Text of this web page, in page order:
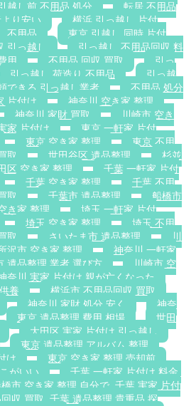
越し前 不用品 処分
転居 不用品
り安い
横浜 引っ越し 片付
不用品
東京 引越し 同時 片付
引っ越し
引っ越し 不用品回収 料
用 不用品 回収 買取
引っ
引っ越し 荷造り 不用品
引っ越
できる 引っ越し業者
不用品 処分
片付け
神奈川 空き家 整理
神奈川 家財 買取
川崎市 空き
家 片付け
東京 一軒家 片付
東京 空き家 整理
東京 不用
取 世田谷区 遺品整理
杉並
区 空き家 整理
千葉 一軒家 片付
千葉 空き家 整理
千葉 不用
取 千葉市 遺品整理
船橋市
き家 整理
埼玉 一軒家 片付
埼玉 空き家 整理
埼玉 不用
取 さいたま市 遺品整理
川
沢市 空き家 整理
神奈川 一軒家
遺品整理 業者 選び方
川崎市 空
奈川 実家 片付け 親が亡くなった
養
横浜市 不用品回収 買取
神奈川 家財 処分 安く
神奈
東京 遺品整理 費用 相場
世田
大田区 実家 片付け 引っ越し
東京 遺品整理 アルバム 整理
け
東京 空き家 整理 売却前
がいい
千葉 一軒家 片付け 料金.
市 空き家 整理 自分で. 千葉 実家 片付
収 買取. 千葉 遺品整理 貴重品 探